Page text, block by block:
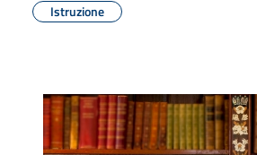
Istruzione